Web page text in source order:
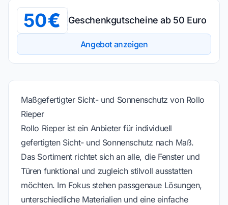
50 Geschenkgutscheine ab 50 Euro
Angebot anzeigen
Maßgefertigter Sicht- und Sonnenschutz von Rollo
Rieper
Rollo Rieper ist ein Anbieter für individuell
gefertigten Sicht- und Sonnenschutz nach Maß.
Das Sortiment richtet sich an alle, die Fenster und
Türen funktional und zugleich stilvoll ausstatten
möchten. Im Fokus stehen passgenaue Lösungen,
unterschiedliche Materialien und eine einfache